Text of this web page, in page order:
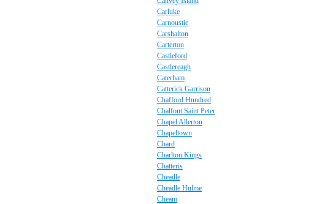
Carluke
Carnoustie
Carshalton
Carterton
Castleford
Castlereagh
Caterham
Catterick Garrison
Chafford Hundred
Chalfont Saint Peter
Chapel Allerton
Chapeltown
Chard
Charlton Kings
Chatteris
Cheadle
Cheadle Hulme
Cheam